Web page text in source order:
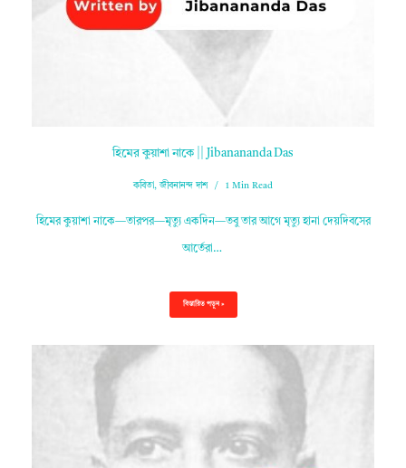
হিমের কুয়াশা নাকে || Jibanananda Das
কবিতা,জীবনানন্দ দাশ 1 Min Read
হিমের কুয়াশা নাকে—তারপর—মৃত্যু একদিন—তবু তার আগে মৃত্যু হানা দেয়দিবসের
আর্তেরা…
বিস্তারিত পড়ুন »